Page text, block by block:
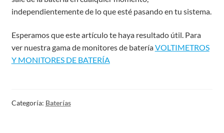
independientemente de lo que esté pasando en tu sistema.
Esperamos que este artículo te haya resultado útil. Para
ver nuestra gama de monitores de bateríaVOLTIMETROS
Y MONITORES DE BATERÍA
Categoría: Baterías